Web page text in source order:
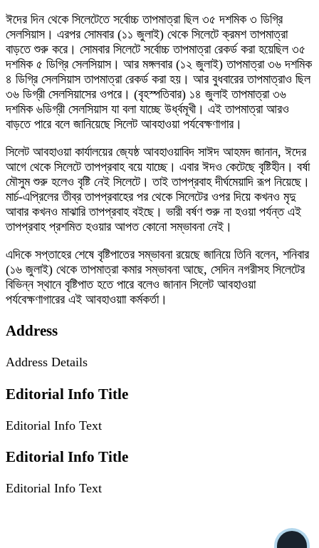
ঈদের দিন থেকে সিলেটেতে সর্বোচ্চ তাপমাত্রা ছিল ৩৫ দশমিক ৩ ডিগ্রি
সেলসিয়াস। এরপর সোমবার (১১ জুলাই) থেকে সিলেটে ক্রমশ তাপমাত্রা
বাড়তে শুরু করে। সোমবার সিলেটে সর্বোচ্চ তাপমাত্রা রেকর্ড করা হয়েছিল ৩৫
দশমিক ৫ ডিগ্রি সেলসিয়াস। আর মঙ্গলবার (১২ জুলাই) তাপমাত্রা ৩৬ দশমিক
৪ ডিগ্রি সেলসিয়াস তাপমাত্রা রেকর্ড করা হয়। আর বুধবারের তাপমাত্রাও ছিল
৩৬ ডিগ্রী সেলসিয়াসের ওপরে। (বৃহস্পতিবার) ১৪ জুলাই তাপমাত্রা ৩৬
দশমিক ৬ডিগ্রী সেলসিয়াস যা বলা যাচ্ছে উর্ধ্বমূখী। এই তাপমাত্রা আরও
বাড়তে পারে বলে জানিয়েছে সিলেট আবহাওয়া পর্যবেক্ষণাগার।
সিলেট আবহাওয়া কার্যালয়ের জ্যেষ্ঠ আবহাওয়াবিদ সাঈদ আহমদ জানান, ঈদের
আগে থেকে সিলেটে তাপপ্রবাহ বয়ে যাচ্ছে। এবার ঈদও কেটেছে বৃষ্টিহীন। বর্ষা
মৌসুম শুরু হলেও বৃষ্টি নেই সিলেটে। তাই তাপপ্রবাহ দীর্ঘমেয়াদি রূপ নিয়েছে।
মার্চ-এপ্রিলের তীব্র তাপপ্রবাহের পর থেকে সিলেটের ওপর দিয়ে কখনও মৃদু
আবার কখনও মাঝারি তাপপ্রবাহ বইছে। ভারী বর্ষণ শুরু না হওয়া পর্যন্ত এই
তাপপ্রবাহ প্রশমিত হওয়ার আপত কোনো সম্ভাবনা নেই।
এদিকে সপ্তাহের শেষে বৃষ্টিপাতের সম্ভাবনা রয়েছে জানিয়ে তিনি বলেন, শনিবার
(১৬ জুলাই) থেকে তাপমাত্রা কমার সম্ভাবনা আছে, সেদিন নগরীসহ সিলেটের
বিভিন্ন স্থানে বৃষ্টিপাত হতে পারে বলেও জানান সিলেট আবহাওয়া
পর্যবেক্ষণাগারের এই আবহাওয়াা কর্মকর্তা।
Address
Address Details
Editorial Info Title
Editorial Info Text
Editorial Info Title
Editorial Info Text